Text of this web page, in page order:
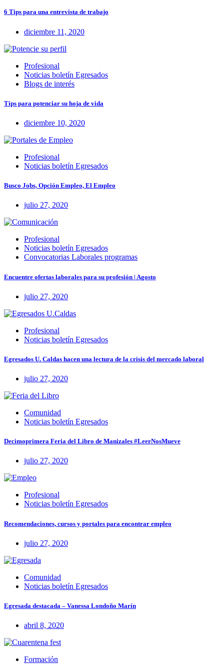
6 Tips para una entrevista de trabajo
diciembre 11, 2020
Profesional
Noticias boletín Egresados
Blogs de interés
Tips para potenciar su hoja de vida
diciembre 10, 2020
Profesional
Noticias boletín Egresados
Busco Jobs, Opción Empleo, El Empleo
julio 27, 2020
Profesional
Noticias boletín Egresados
Convocatorias Laborales programas
Encuentre ofertas laborales para su profesión | Agosto
julio 27, 2020
Profesional
Noticias boletín Egresados
Egresados U. Caldas hacen una lectura de la crisis del mercado laboral
julio 27, 2020
Comunidad
Noticias boletín Egresados
Decimoprimera Feria del Libro de Manizales #LeerNosMueve
julio 27, 2020
Profesional
Noticias boletín Egresados
Recomendaciones, cursos y portales para encontrar empleo
julio 27, 2020
Comunidad
Noticias boletín Egresados
Egresada destacada – Vanessa Londoño Marín
abril 8, 2020
Formación